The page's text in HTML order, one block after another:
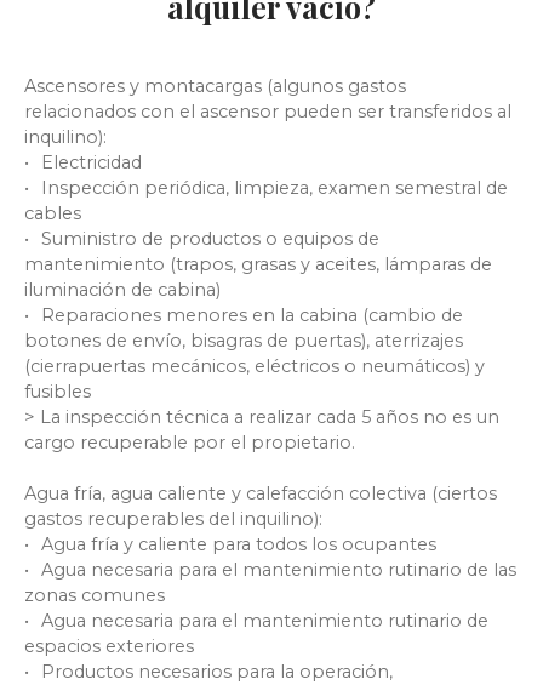
Ascensores y montacargas (algunos gastos
relacionados con el ascensor pueden ser transferidos al
inquilino):
Electricidad
Inspección periódica, limpieza, examen semestral de
cables
Suministro de productos o equipos de
mantenimiento (trapos, grasas y aceites, lámparas de
iluminación de cabina)
Reparaciones menores en la cabina (cambio de
botones de envío, bisagras de puertas), aterrizajes
(cierrapuertas mecánicos, eléctricos o neumáticos) y
fusibles
> La inspección técnica a realizar cada 5 años no es un
cargo recuperable por el propietario.
Agua fría, agua caliente y calefacción colectiva (ciertos
gastos recuperables del inquilino):
Agua fría y caliente para todos los ocupantes
Agua necesaria para el mantenimiento rutinario de las
zonas comunes
Agua necesaria para el mantenimiento rutinario de
espacios exteriores
Productos necesarios para la operación,